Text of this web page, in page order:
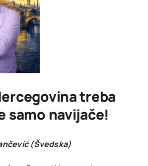
treba
samo navijače!
(Švedska)